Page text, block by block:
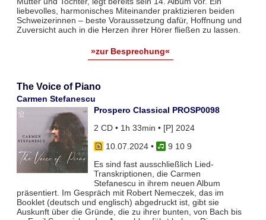
liebevolles, harmonisches Miteinander praktizieren beiden
Schweizerinnen – beste Voraussetzung dafür, Hoffnung und
Zuversicht auch in die Herzen ihrer Hörer fließen zu lassen.
»zur Besprechung«
The Voice of Piano
Carmen Stefanescu
Prospero Classical PROSP0098
2 CD • 1h 33min • [P] 2024
10.07.2024•
9 10 9
Es sind fast ausschließlich Lied-
Transkriptionen, die Carmen
Stefanescu in ihrem neuen Album
präsentiert. Im Gespräch mit Robert Nemeczek, das im
Booklet (deutsch und englisch) abgedruckt ist, gibt sie
Auskunft über die Gründe, die zu ihrer bunten, von Bach bis